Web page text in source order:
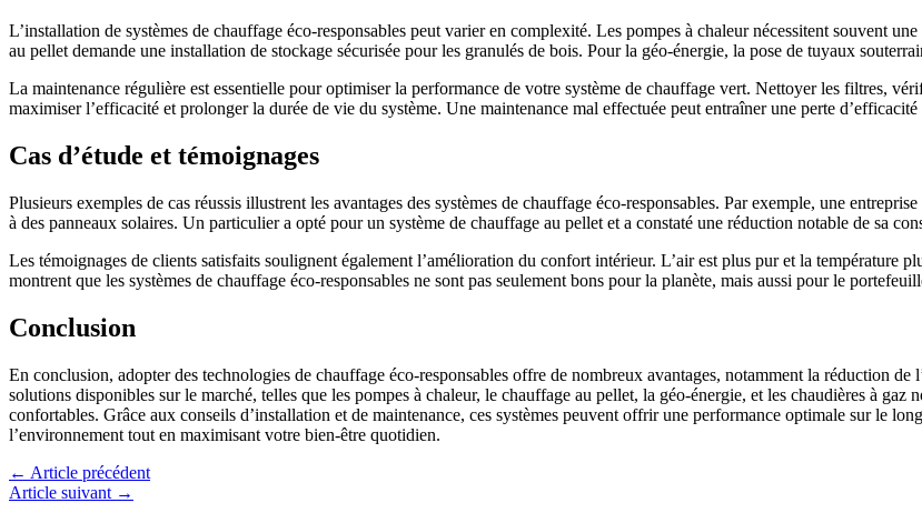
L’installation de systèmes de chauffage éco-responsables peut varier en complexité. Les pompes à chaleur nécessitent souvent
au pellet demande une installation de stockage sécurisée pour les granulés de bois. Pour la géo-énergie, la pose de tuyaux
La maintenance régulière est essentielle pour optimiser la performance de votre système de chauffage vert. Nettoyer les filtres,
maximiser l’efficacité et prolonger la durée de vie du système. Une maintenance mal effectuée peut entraîner une perte
Cas d’étude et témoignages
Plusieurs exemples de cas réussis illustrent les avantages des systèmes de chauffage éco-responsables. Par exemple, une
à des panneaux solaires. Un particulier a opté pour un système de chauffage au pellet et a constaté une réduction notable de sa
Les témoignages de clients satisfaits soulignent également l’amélioration du confort intérieur. L’air est plus pur et la température
montrent que les systèmes de chauffage éco-responsables ne sont pas seulement bons pour la planète, mais aussi pour le
Conclusion
En conclusion, adopter des technologies de chauffage éco-responsables offre de nombreux avantages, notamment la réduction
solutions disponibles sur le marché, telles que les pompes à chaleur, le chauffage au pellet, la géo-énergie, et les chaudières à
confortables. Grâce aux conseils d’installation et de maintenance, ces systèmes peuvent offrir une performance optimale sur le
l’environnement tout en maximisant votre bien-être quotidien.
← Article précédent
Article suivant →